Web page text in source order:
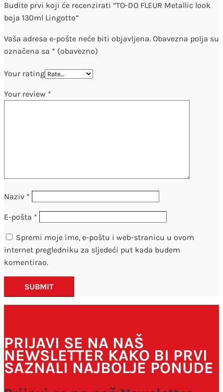
Budite prvi koji će recenzirati “TO-DO FLEUR Metallic look
boja 130ml Lingotto”
Vaša adresa e-pošte neće biti objavljena. Obavezna polja su
označena sa * (obavezno)
Your rating
Your review *
Naziv *
E-pošta *
Spremi moje ime, e-poštu i web-stranicu u ovom
internet pregledniku za sljedeći put kada budem
komentirao.
SUBMIT
PRIJAVI SE NA NAŠ
NEWSLETTER KAKO BI PRVI
SAZNALI NAJBOLJE PONUDE